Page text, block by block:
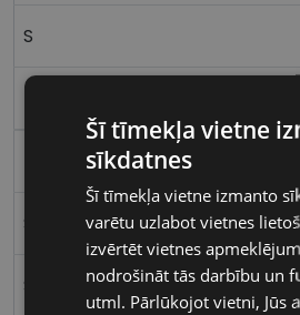
S
Plastmasa
Stūrains
Sievietēm
Šī tīmekļa vietne
sīkdatnes
Šī tīmekļa vietne izmanto
varētu uzlabot vietnes
izvērtēt vietnes
nodrošināt tās darbību un
utml. Pārlūkojot vietni, Jūs